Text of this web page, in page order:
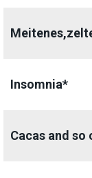
Insomnia*
Cacas and so